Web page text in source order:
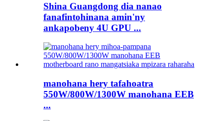
Shina Guangdong dia nanao
fanafintohinana amin'ny
ankapobeny 4U GPU ...
manohana hery tafahoatra
550W/800W/1300W manohana EEB
...